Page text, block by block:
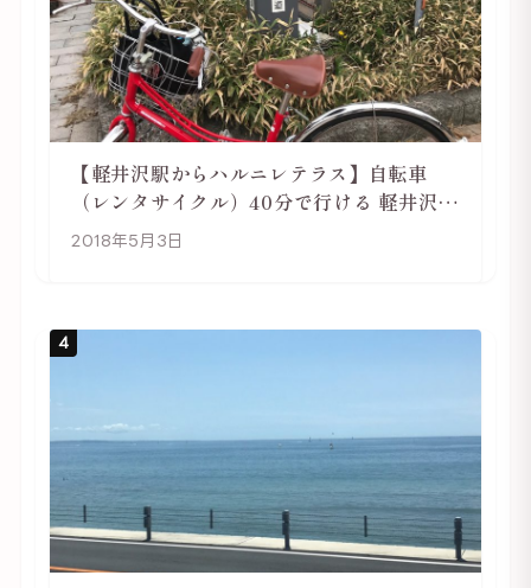
【軽井沢駅からハルニレテラス】自転車
（レンタサイクル）40分で行ける 軽井沢旅
行は自転車利用がおススメ
2018年5月3日
4